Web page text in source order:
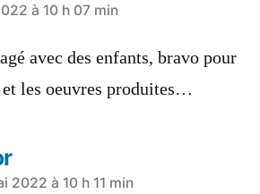
à 10 h 07 min
avec des enfants, bravo pour
les oeuvres produites…
2022 à 10 h 11 min